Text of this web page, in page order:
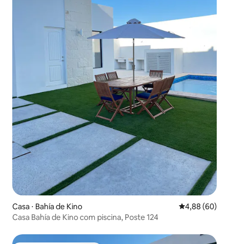
Casa ⋅ Bahía de Kino 4,88 de uma
4,88 (60)
Casa Bahía de Kino com piscina, Poste 124